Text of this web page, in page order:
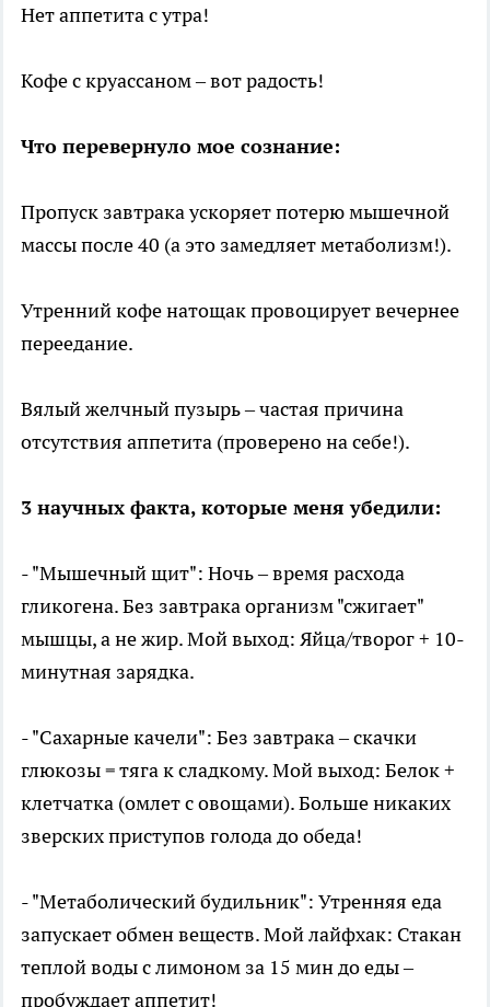
Нет аппетита с утра!
Кофе с круассаном – вот радость!
Что перевернуло мое сознание:
Пропуск завтрака ускоряет потерю мышечной
массы после 40 (а это замедляет метаболизм!).
Утренний кофе натощак провоцирует вечернее
переедание.
Вялый желчный пузырь – частая причина
отсутствия аппетита (проверено на себе!).
3 научных факта, которые меня убедили:
- "Мышечный щит": Ночь – время расхода
гликогена. Без завтрака организм "сжигает"
мышцы, а не жир. Мой выход: Яйца/творог + 10-
минутная зарядка.
- "Сахарные качели": Без завтрака – скачки
глюкозы = тяга к сладкому. Мой выход: Белок +
клетчатка (омлет с овощами). Больше никаких
зверских приступов голода до обеда!
- "Метаболический будильник": Утренняя еда
запускает обмен веществ. Мой лайфхак: Стакан
теплой воды с лимоном за 15 мин до еды –
пробуждает аппетит!